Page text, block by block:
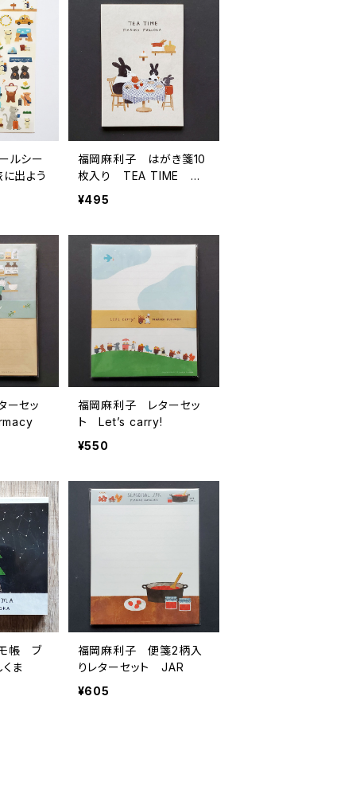
ルシー
出よう
福岡麻利子 はがき箋10
枚入り TEA TIME ポ
ストカード ハガキ グリ
¥495
セッ
福岡麻利子 レターセッ
ト Let’s carry!
¥550
帳 ブ
ま
福岡麻利子 便箋2柄入
りレターセット JAR
¥605